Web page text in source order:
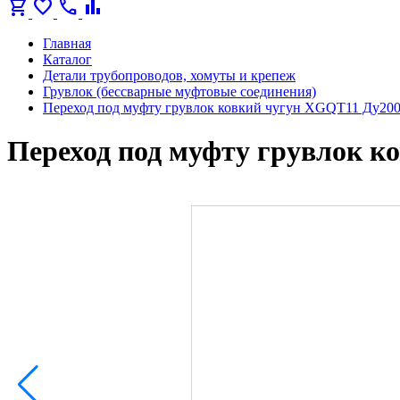
shopping_cart favorite call bar_chart
Главная
Каталог
Детали трубопроводов, хомуты и крепеж
Грувлок (бессварные муфтовые соединения)
Переход под муфту грувлок ковкий чугун XGQT11
Переход под муфту грувлок